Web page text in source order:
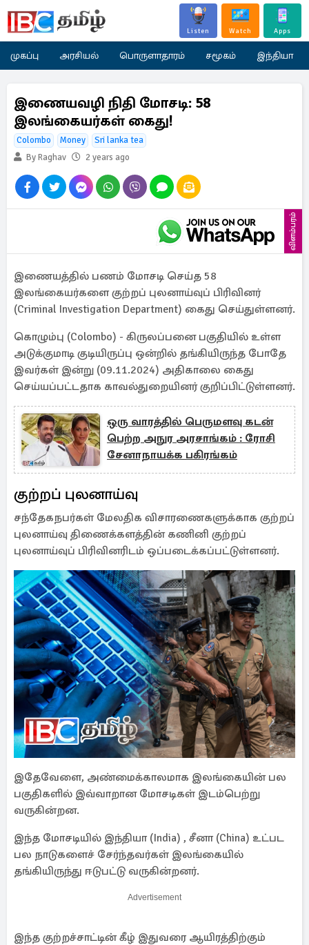
Listen Watch Apps
முகப்பு அரசியல் பொருளாதாரம் சமூகம் இந்தியா
இணையவழி நிதி மோசடி: 58
இலங்கையர்கள் கைது!
Colombo Money
Sri lanka tea
By Raghav
2 years ago
விளம்பரம்
இணையத்தில் பணம் மோசடி செய்த 58
இலங்கையர்களை குற்றப் புலனாய்வுப் பிரிவினர்
(Criminal Investigation Department) கைது செய்துள்ளனர்.
கொழும்பு (Colombo) - கிருலப்பனை பகுதியில் உள்ள
அடுக்குமாடி குடியிருப்பு ஒன்றில் தங்கியிருந்த போதே
இவர்கள் இன்று (09.11.2024) அதிகாலை கைது
செய்யப்பட்டதாக காவல்துறையினர் குறிப்பிட்டுள்ளனர்.
ஒரு வாரத்தில் பெருமளவு கடன்
பெற்ற அநுர அரசாங்கம் : ராேசி
சேனாநாயக்க பகிரங்கம்
குற்றப் புலனாய்வு
சந்தேகநபர்கள் மேலதிக விசாரணைகளுக்காக குற்றப்
புலனாய்வு திணைக்களத்தின் கணினி குற்றப்
புலனாய்வுப் பிரிவினரிடம் ஒப்படைக்கப்பட்டுள்ளனர்.
இதேவேளை, அண்மைக்காலமாக இலங்கையின் பல
பகுதிகளில் இவ்வாறான மோசடிகள் இடம்பெற்று
வருகின்றன.
இந்த மோசடியில் இந்தியா (India) , சீனா (China) உட்பட
பல நாடுகளைச் சேர்ந்தவர்கள் இலங்கையில்
தங்கியிருந்து ஈடுபட்டு வருகின்றனர்.
Advertisement
இந்த குற்றச்சாட்டின் கீழ் இதுவரை ஆயிரத்திற்கும்